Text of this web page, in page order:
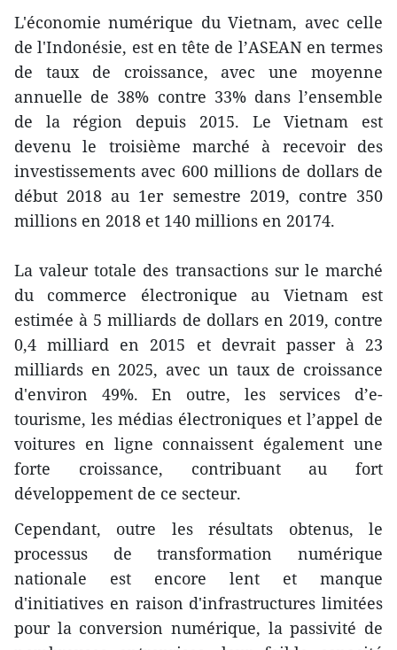
L'économie numérique du Vietnam, avec celle
de l'Indonésie, est en tête de l’ASEAN en termes
de taux de croissance, avec une moyenne
annuelle de 38% contre 33% dans l’ensemble
de la région depuis 2015. Le Vietnam est
devenu le troisième marché à recevoir des
investissements avec 600 millions de dollars de
début 2018 au 1er semestre 2019, contre 350
millions en 2018 et 140 millions en 20174.
La valeur totale des transactions sur le marché
du commerce électronique au Vietnam est
estimée à 5 milliards de dollars en 2019, contre
0,4 milliard en 2015 et devrait passer à 23
milliards en 2025, avec un taux de croissance
d'environ 49%. En outre, les services d’e-
tourisme, les médias électroniques et l’appel de
voitures en ligne connaissent également une
forte croissance, contribuant au fort
développement de ce secteur.
Cependant, outre les résultats obtenus, le
processus de transformation numérique
nationale est encore lent et manque
d'initiatives en raison d'infrastructures limitées
pour la conversion numérique, la passivité de